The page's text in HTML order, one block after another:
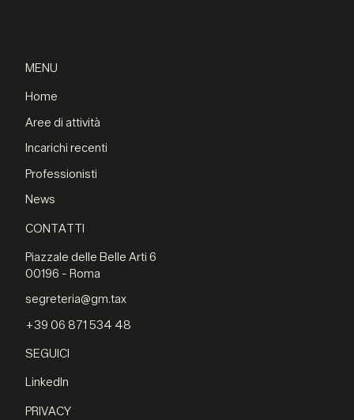
MENU
Home
Aree di attività
Incarichi recenti
Professionisti
News
CONTATTI
Piazzale delle Belle Arti 6
00196 - Roma
segreteria@gm.tax
+39 06 871 534 48
SEGUICI
LinkedIn
PRIVACY